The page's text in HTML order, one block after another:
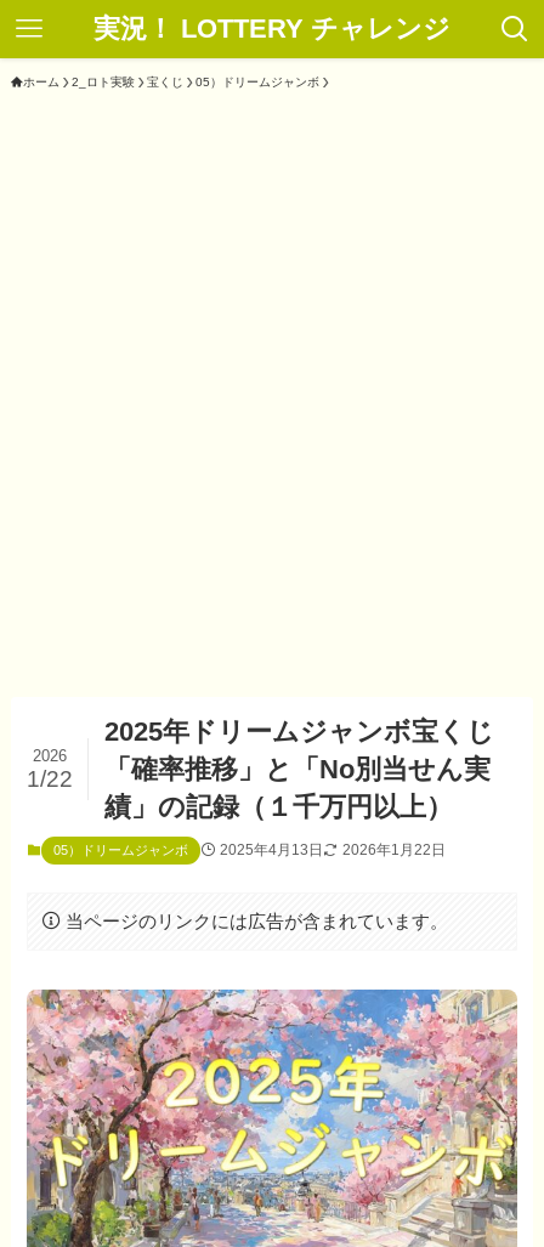
実況！ LOTTERY チャレンジ
ホーム 2_ロト実験 宝くじ 05）ドリームジャンボ
2025年ドリームジャンボ宝くじ
「確率推移」と「No別当せん実
績」の記録（１千万円以上）
2026
1/22
05）ドリームジャンボ 2025年4月13日 2026年1月22日
当ページのリンクには広告が含まれています。